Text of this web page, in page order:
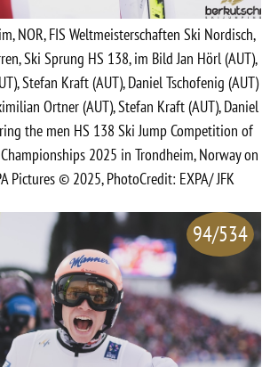
NOR, FIS Weltmeisterschaften Ski Nordisch,
Ski Sprung HS 138, im Bild Jan Hörl (AUT),
Stefan Kraft (AUT), Daniel Tschofenig (AUT)
Ortner (AUT), Stefan Kraft (AUT), Daniel
the men HS 138 Ski Jump Competition of
2025 in Trondheim, Norway on
Pictures © 2025, PhotoCredit: EXPA/ JFK
94/534